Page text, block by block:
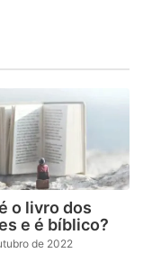
o livro dos
e é bíblico?
de 2022